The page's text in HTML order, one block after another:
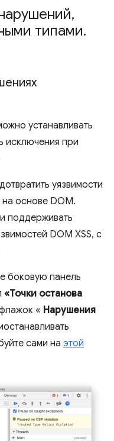
,
типами.
устанавливать
исключения при
уязвимости
на основе DOM.
поддерживать
DOM XSS, с
боковую панель
«Точки останова
« Нарушения
сами на этой